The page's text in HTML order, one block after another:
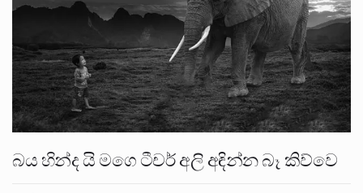
බය හින්ද යි මගෙ ටීචර් අලි අඳින්න බෑ කිව්වෙ